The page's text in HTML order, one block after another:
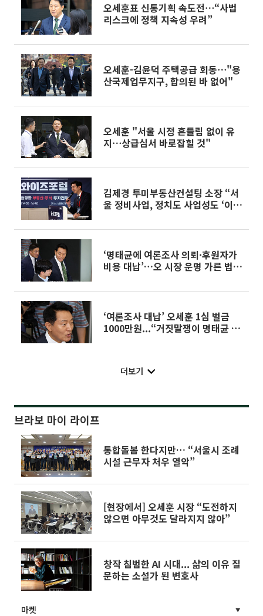
오세훈표 신통기획 속도전⋯“사법
리스크에 정책 지속성 우려”
오세훈-김윤덕 주택공급 회동⋯"용
산국제업무지구, 합의된 바 없어"
오세훈 "서울 시정 흔들림 없이 유
지⋯상급심서 바로잡힐 것"
김제경 투미부동산컨설팅 소장 “서
울 정비사업, 정치도 사업성도 ‘이중
‘명태균에 여론조사 의뢰·후원자가
비용 대납’…오 시장 운명 가른 법원
‘여론조사 대납’ 오세훈 1심 벌금
1000만원...“거짓말쟁이 명태균 진
더보기
브라보 마이 라이프
통합돌봄 한다지만… “서울시 조례
시설 근무자 처우 열악”
[현장에서] 오세훈 시장 “도전하지
않으면 아무것도 달라지지 않아”
창작 침범한 AI 시대... 삶의 이유 질
문하는 소설가 된 변호사
마켓